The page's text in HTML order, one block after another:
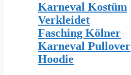
Karneval Kostüm
Verkleidet
Fasching Kölner
Karneval Pullover
Hoodie